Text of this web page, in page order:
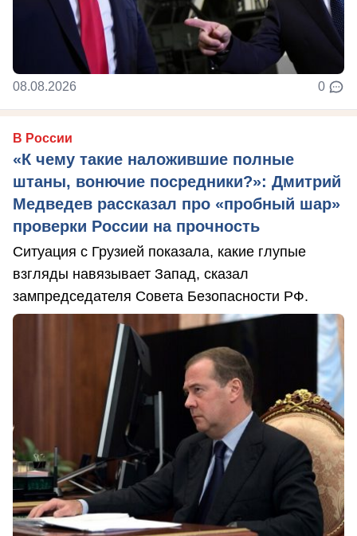
08.08.2026 0
В России
«К чему такие наложившие полные
штаны, вонючие посредники?»: Дмитрий
Медведев рассказал про «пробный шар»
проверки России на прочность
Ситуация с Грузией показала, какие глупые
взгляды навязывает Запад, сказал
зампредседателя Совета Безопасности РФ.